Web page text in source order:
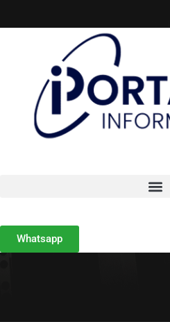
Whatsapp